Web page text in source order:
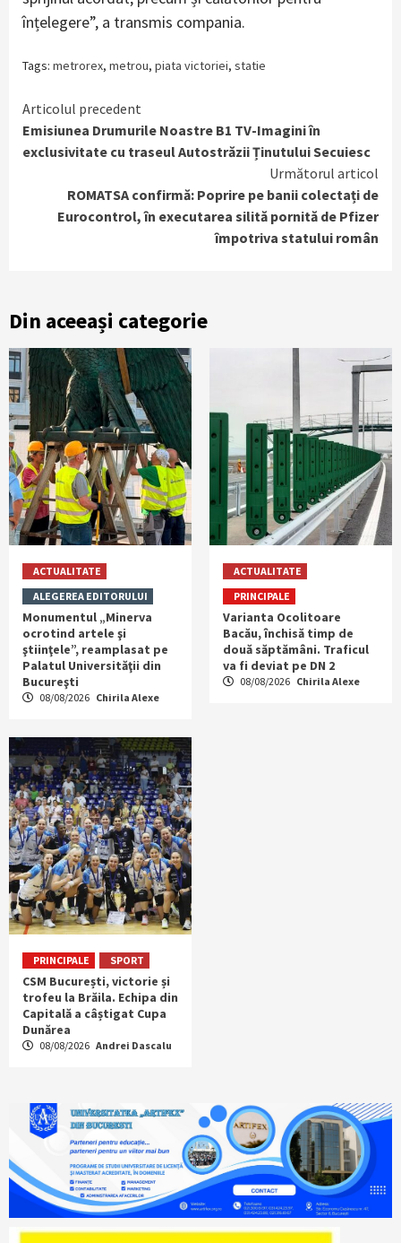
înțelegere”, a transmis compania.
Tags: metrorex, metrou, piata victoriei, statie
Continue
Reading
Articolul precedent
Emisiunea Drumurile Noastre B1 TV-Imagini în
exclusivitate cu traseul Autostrăzii Ținutului Secuiesc
Următorul articol
ROMATSA confirmă: Poprire pe banii colectați de
Eurocontrol, în executarea silită pornită de Pfizer
împotriva statului român
Din aceeași categorie
ACTUALITATE
ALEGEREA EDITORULUI
Monumentul „Minerva
ocrotind artele şi
ştiinţele”, reamplasat pe
Palatul Universităţii din
Bucureşti
08/08/2026 Chirila Alexe
ACTUALITATE
PRINCIPALE
Varianta Ocolitoare
Bacău, închisă timp de
două săptămâni. Traficul
va fi deviat pe DN 2
08/08/2026 Chirila Alexe
PRINCIPALE SPORT
CSM București, victorie și
trofeu la Brăila. Echipa din
Capitală a câștigat Cupa
Dunărea
08/08/2026 Andrei Dascalu